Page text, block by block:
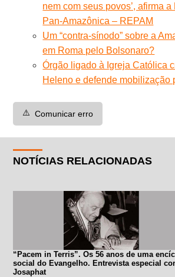
nem com seus povos’, afirma a
Pan-Amazônica – REPAM
Um “contra-sínodo” sobre a
em Roma pelo Bolsonaro?
Órgão ligado à Igreja Católica
Heleno e defende mobilização
⚠️ Comunicar erro
NOTÍCIAS RELACIONADAS
“Pacem in Terris”. Os 56 anos de uma
social do Evangelho. Entrevista especial
Josaphat